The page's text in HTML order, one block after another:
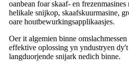
oanbean foar skaaf- en
helikale snijkop, skaafskuurmasine,
oare houtbewurkingsapplikaasjes.
Oer it algemien binne
effektive oplossing yn yndustryen dy't
langduorjende snijark nedich binne.